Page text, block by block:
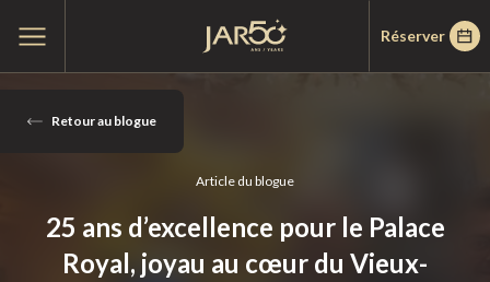
au
contenumenu
principal
Réserver
Retour au blogue
Article du blogue
25 ans d’excellence pour le Palace
Royal, joyau au cœur du Vieux-